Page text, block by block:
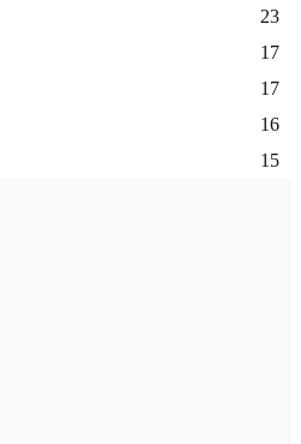
23
17
17
16
15